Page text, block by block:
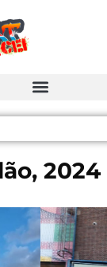
2024